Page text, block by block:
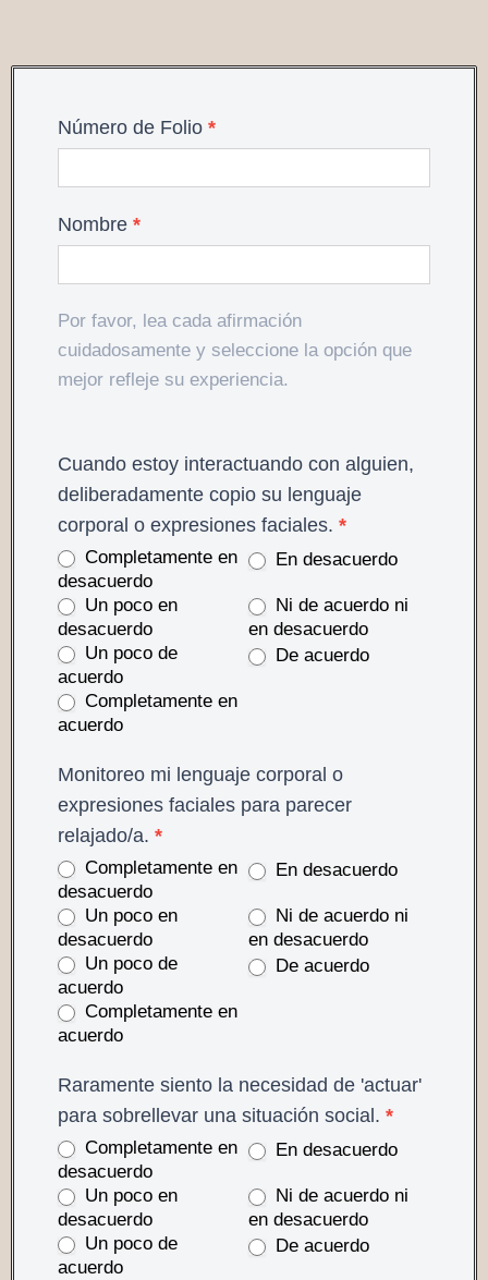
CAT-
Q
Número de Folio *
Nombre *
Por favor, lea cada afirmación
cuidadosamente y seleccione la opción que
mejor refleje su experiencia.
Cuando estoy interactuando con alguien,
deliberadamente copio su lenguaje
corporal o expresiones faciales. *
Completamente en
desacuerdo
En desacuerdo
Un poco en
desacuerdo
Ni de acuerdo ni
en desacuerdo
Un poco de
acuerdo
De acuerdo
Completamente en
acuerdo
Monitoreo mi lenguaje corporal o
expresiones faciales para parecer
relajado/a. *
Completamente en
desacuerdo
En desacuerdo
Un poco en
desacuerdo
Ni de acuerdo ni
en desacuerdo
Un poco de
acuerdo
De acuerdo
Completamente en
acuerdo
Raramente siento la necesidad de 'actuar'
para sobrellevar una situación social. *
Completamente en
desacuerdo
En desacuerdo
Un poco en
desacuerdo
Ni de acuerdo ni
en desacuerdo
Un poco de
acuerdo
De acuerdo